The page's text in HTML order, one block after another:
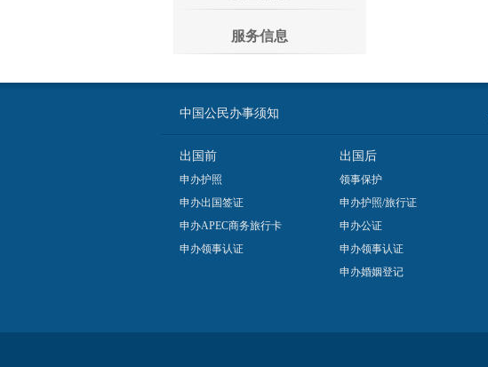
服务信息
中国公民办事须知
出国前
申办护照
申办出国签证
申办APEC商务旅行卡
申办领事认证
出国后
领事保护
申办护照/旅行证
申办公证
申办领事认证
申办婚姻登记